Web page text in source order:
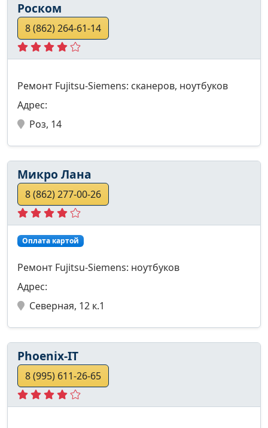
Роском
8 (862) 264-61-14
Ремонт Fujitsu-Siemens: сканеров, ноутбуков
Адрес:
Роз, 14
Микро Лана
8 (862) 277-00-26
Оплата картой
Ремонт Fujitsu-Siemens: ноутбуков
Адрес:
Северная, 12 к.1
Phoenix-IT
8 (995) 611-26-65